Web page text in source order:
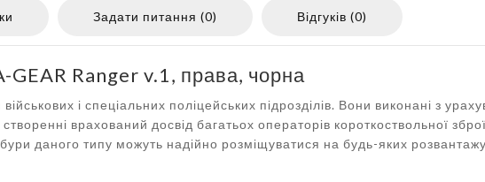
Задати питання (0) Відгуків (0)
Ranger v.1, права, чорна
і спеціальних поліцейських підрозділів. Вони виконані з
врахований досвід багатьох операторів короткоствольної
даного типу можуть надійно розміщуватися на будь-яких